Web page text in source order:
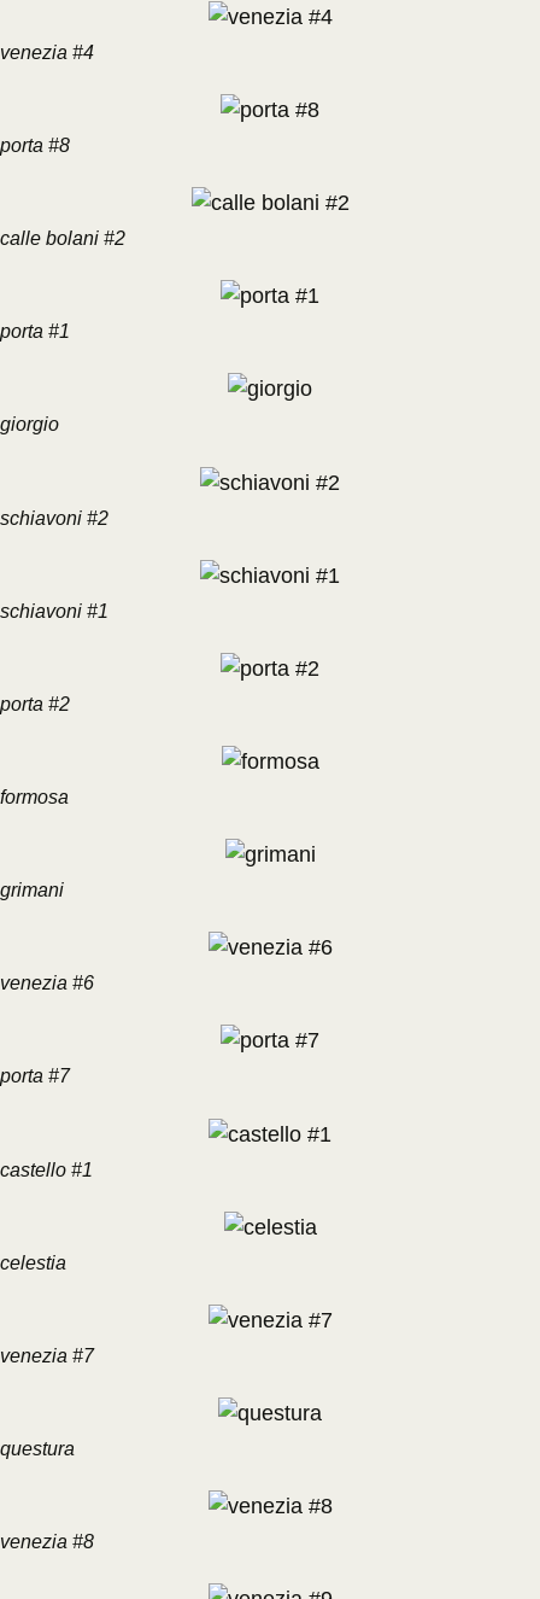
venezia #4
porta #8
calle bolani #2
porta #1
giorgio
schiavoni #2
schiavoni #1
porta #2
formosa
grimani
venezia #6
porta #7
castello #1
celestia
venezia #7
questura
venezia #8